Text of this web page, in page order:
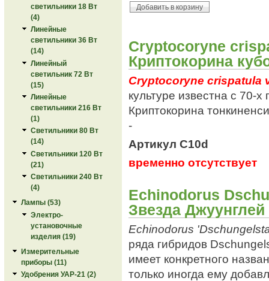
светильники 18 Вт
(4)
Линейные
светильники 36 Вт
(14)
Линейный
светильник 72 Вт
(15)
Линейные
светильники 216 Вт
(1)
Светильники 80 Вт
(14)
Светильники 120 Вт
(21)
Светильники 240 Вт
(4)
Лампы (53)
Электро-
установочные
изделия (19)
Измерительные
приборы (11)
Удобрения УАР-21 (2)
Cryptocoryne
Криптокорина
Cryptocoryne crispatula
культуре известна с 70-
Криптокорина
-
Артикул C10d
временно отсутствует
Echinodorus
Звезда
Echinodorus
ряда гибридов
имеет конкретного
только иногда ему